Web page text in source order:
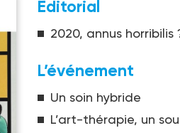
Éditorial
2020, annus horribilis
L’événement
Un soin hybride
L’art-thérapie, un